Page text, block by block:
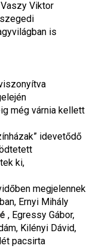
Viktor
is
még várnia kellett
idevetődő
ki,
megjelennek
Ernyi Mihály
, Egressy Gábor,
Kilényi Dávid,
pacsirta